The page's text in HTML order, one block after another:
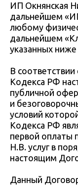
ИП Окнянская
дальнейшем
любому
дальнейшем
указанных ниже
В соответствии
Кодекса РФ
публичной
и
условий
Кодекса РФ
первой оплаты
Н.В. услуг в
настоящим
Данный